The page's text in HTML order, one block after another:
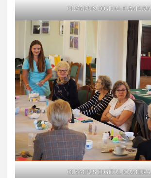
OLYMPUS DIGITAL CAMERA
OLYMPUS DIGITAL CAMERA